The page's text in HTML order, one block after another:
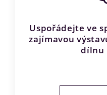
Uspořádejte ve
zajímavou
dílnu